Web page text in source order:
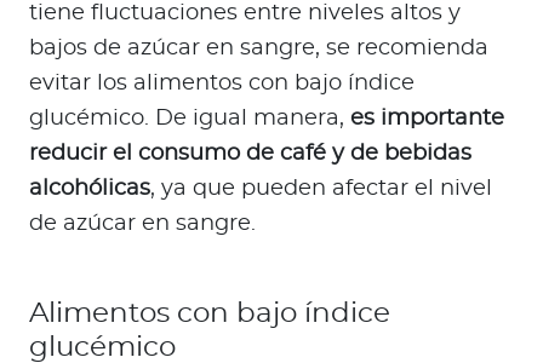
tiene fluctuaciones entre niveles altos y
bajos de azúcar en sangre, se recomienda
evitar los alimentos con bajo índice
glucémico. De igual manera, es importante
reducir el consumo de café y de bebidas
alcohólicas, ya que pueden afectar el nivel
de azúcar en sangre.
Alimentos con bajo índice
glucémico